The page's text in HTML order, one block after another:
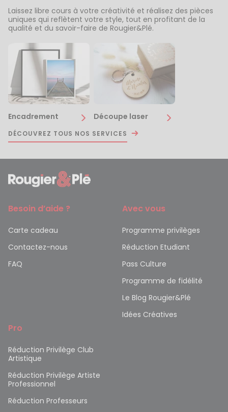
Laissez libre cours à votre créativité et réalisez des pièces
uniques qui reflètent votre style, tout en profitant de la
qualité et du savoir-faire de Rougier&Plé.
Encadrement Découpe laser
DÉCOUVREZ TOUS NOS SERVICES
Besoin d’aide ?
Carte cadeau
Contactez-nous
FAQ
Avec vous
Programme privilèges
Réduction Etudiant
Pass Culture
Programme de fidélité
Le Blog Rougier&Plé
Idées Créatives
Pro
Réduction Privilège Club
Artistique
Réduction Privilège Artiste
Professionnel
Réduction Professeurs